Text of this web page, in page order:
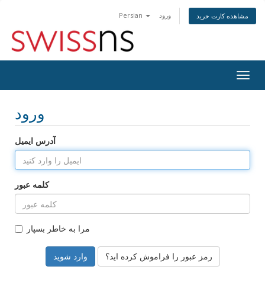
Persian ورود مشاهده کارت خرید
ورود
آدرس ایمیل
کلمه عبور
مرا به خاطر بسپار
رمز عبور را فراموش کرده اید؟